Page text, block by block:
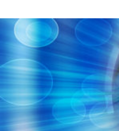
to
contentvinivida.lk